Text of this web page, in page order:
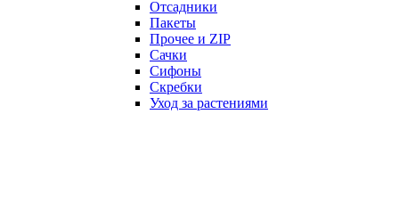
Отсадники
Пакеты
Прочее и ZIP
Сачки
Сифоны
Скребки
Уход за растениями